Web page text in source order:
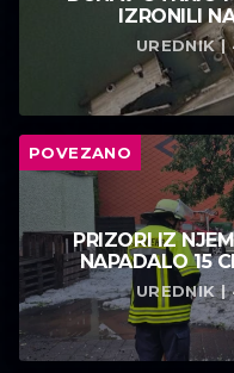
IZRONILI
UREDNIK
POVEZANO
PRIZORI IZ
NAPADALO 15
UREDNIK